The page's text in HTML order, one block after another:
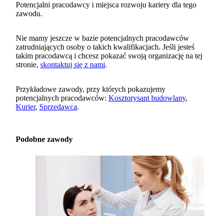
Potencjalni pracodawcy i miejsca rozwoju kariery dla tego
zawodu.
Nie mamy jeszcze w bazie potencjalnych pracodawców
zatrudniających osoby o takich kwalifikacjach. Jeśli jesteś
takim pracodawcą i chcesz pokazać swoją organizację na tej
stronie, skontaktuj się z nami.
Przykładowe zawody, przy których pokazujemy
potencjalnych pracodawców: Kosztorysant budowlany,
Kurier, Sprzedawca.
Podobne zawody